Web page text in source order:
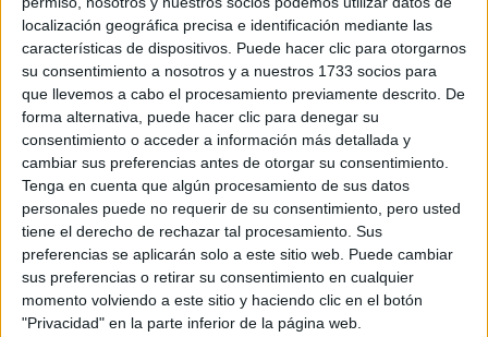
localización geográfica precisa e identificación mediante las
características de dispositivos. Puede hacer clic para otorgarnos
su consentimiento a nosotros y a nuestros 1733 socios para
que llevemos a cabo el procesamiento previamente descrito. De
forma alternativa, puede hacer clic para denegar su
consentimiento o acceder a información más detallada y
cambiar sus preferencias antes de otorgar su consentimiento.
Tenga en cuenta que algún procesamiento de sus datos
personales puede no requerir de su consentimiento, pero usted
tiene el derecho de rechazar tal procesamiento. Sus
preferencias se aplicarán solo a este sitio web. Puede cambiar
sus preferencias o retirar su consentimiento en cualquier
momento volviendo a este sitio y haciendo clic en el botón
"Privacidad" en la parte inferior de la página web.
Almería(3)
Asturias(2)
Barcelona(9)
A Coruña
Córdoba
Cantabria(1)
Cádiz(1)
Granada(1)
Girona (3)
Huelva(2)
Lleida(1)
Madrid(6)
Málaga(2)
Murcia(1)
Pontevedra(1)